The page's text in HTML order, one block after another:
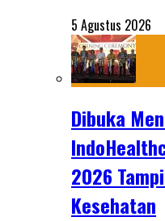
5 Agustus 2026
Dibuka
2026
Kesehatan